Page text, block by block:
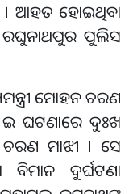
। ଆହତ ହୋଇଥିବା
ରଘୁନାଥପୁର ପୁଲିସ
ମୋହନ ଚରଣ
ଇ ଘଟଣାରେ ଦୁଃଖ
ଚରଣ ମାଝୀ । ସେ
ବିମାନ ଦୁର୍ଘଟଣା